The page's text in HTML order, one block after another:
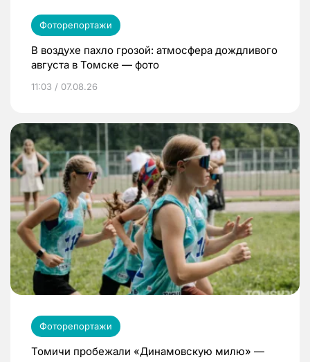
Фоторепортажи
В воздухе пахло грозой: атмосфера дождливого
августа в Томске — фото
11:03 / 07.08.26
Фоторепортажи
Томичи пробежали «Динамовскую милю» —